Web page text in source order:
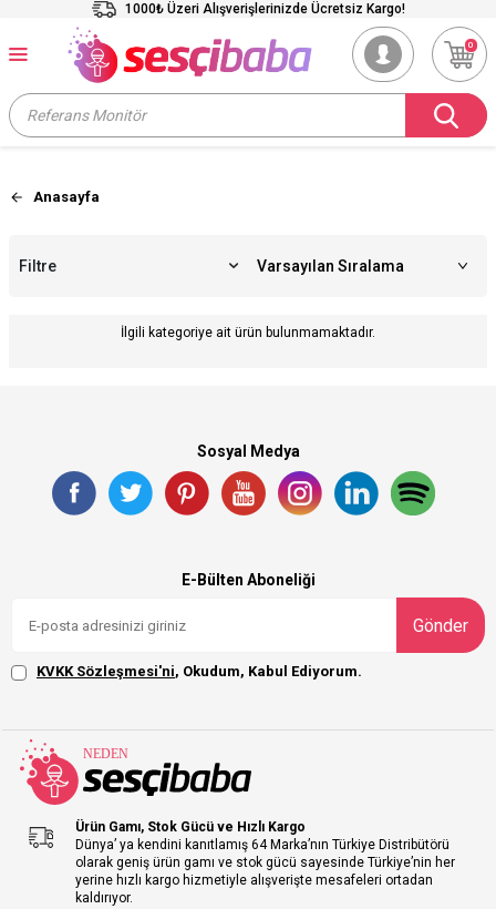
1000₺ Üzeri Alışverişlerinizde Ücretsiz Kargo!
0
Anasayfa
Filtre
İlgili kategoriye ait ürün bulunmamaktadır.
Sosyal Medya
E-Bülten Aboneliği
Gönder
KVKK Sözleşmesi'ni, Okudum, Kabul Ediyorum.
Ürün Gamı, Stok Gücü ve Hızlı Kargo
Dünya’ ya kendini kanıtlamış 64 Marka’nın Türkiye Distribütörü
olarak geniş ürün gamı ve stok gücü sayesinde Türkiye’nin her
yerine hızlı kargo hizmetiyle alışverişte mesafeleri ortadan
kaldırıyor.